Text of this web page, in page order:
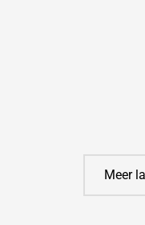
Meer